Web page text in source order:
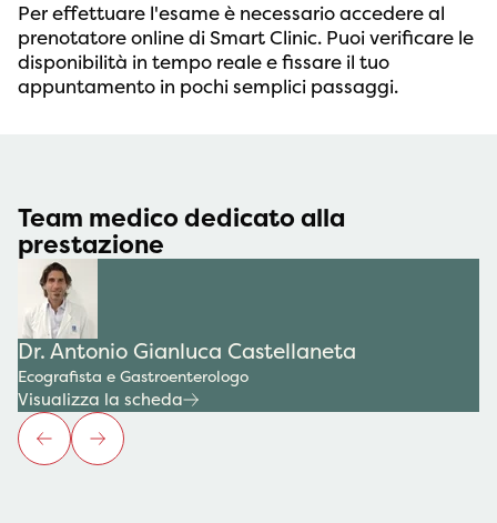
Per effettuare l'esame è necessario accedere al
prenotatore online di Smart Clinic. Puoi verificare le
disponibilità in tempo reale e fissare il tuo
appuntamento in pochi semplici passaggi.
Team medico dedicato alla
prestazione
Dr. Antonio Gianluca Castellaneta
Ecografista e Gastroenterologo
Visualizza la scheda